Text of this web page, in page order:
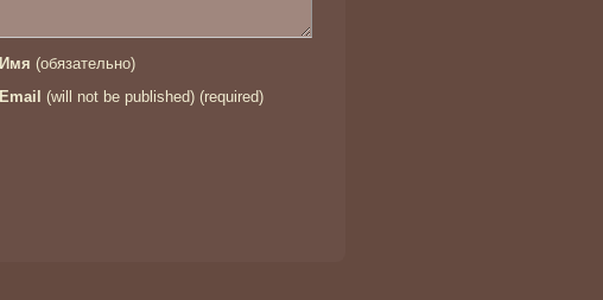
Имя (обязательно)
Email (will not be published) (required)